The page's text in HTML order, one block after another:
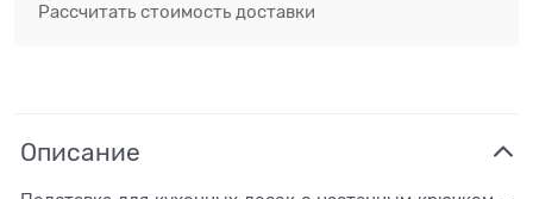
Рассчитать стоимость доставки
Описание